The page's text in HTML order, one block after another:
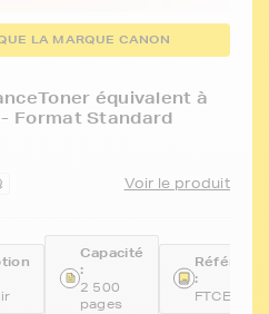
LA MARQUE CANON
équivalent à
- Format Standard
Voir le produit
Capacité
:
2 500
pages
:
FTCEP22